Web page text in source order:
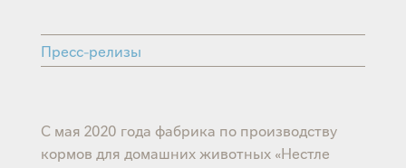
Пресс-релизы
С мая 2020 года фабрика по производству
кормов для домашних животных «Нестле